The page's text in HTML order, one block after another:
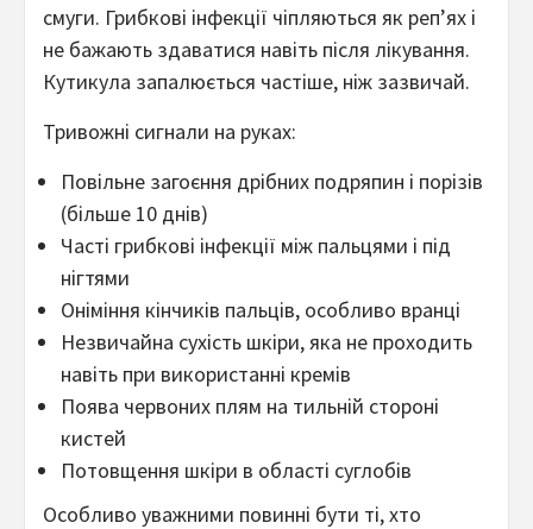
смуги. Грибкові інфекції чіпляються як реп’ях і
не бажають здаватися навіть після лікування.
Кутикула запалюється частіше, ніж зазвичай.
Тривожні сигнали на руках:
Повільне загоєння дрібних подряпин і порізів
(більше 10 днів)
Часті грибкові інфекції між пальцями і під
нігтями
Оніміння кінчиків пальців, особливо вранці
Незвичайна сухість шкіри, яка не проходить
навіть при використанні кремів
Поява червоних плям на тильній стороні
кистей
Потовщення шкіри в області суглобів
Особливо уважними повинні бути ті, хто